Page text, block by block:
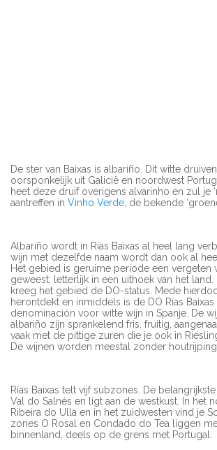
De ster van Baixas is albariño. Dit witte
oorsponkelijk uit Galicië en noordwest
heet deze druif overigens alvarinho en zul je
aantreffen in Vinho Verde , de bekende
Albariño wordt in Rías Baixas al heel lang
wijn met dezelfde naam wordt dan ook al
Het gebied is geruime periode een vergeten
geweest; letterlijk in een uithoek van het land.
kreeg het gebied de DO-status. Mede
herontdekt en inmiddels is de DO Rías
denominación voor witte wijn in Spanje. De
albariño zijn sprankelend fris, fruitig,
vaak met de pittige zuren die je ook in
De wijnen worden meestal zonder houtrijping
Rías Baixas telt vijf subzones. De
Val do Salnés en ligt aan de westkust. In het
Ribeira do Ulla en in het zuidwesten vind je
zones O Rosal en Condado do Tea liggen
binnenland, deels op de grens met Portugal.